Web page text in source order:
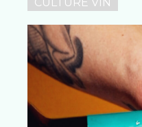
CULTURE VIN